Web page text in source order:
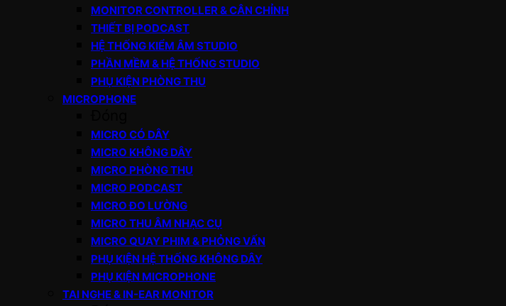
MONITOR CONTROLLER & CÂN CHỈNH
THIẾT BỊ PODCAST
HỆ THỐNG KIỂM ÂM STUDIO
PHẦN MỀM & HỆ THỐNG STUDIO
PHỤ KIỆN PHÒNG THU
MICROPHONE
MICRO CÓ DÂY
MICRO KHÔNG DÂY
MICRO PHÒNG THU
MICRO PODCAST
MICRO ĐO LƯỜNG
MICRO THU ÂM NHẠC CỤ
MICRO QUAY PHIM & PHỎNG VẤN
PHỤ KIỆN HỆ THỐNG KHÔNG DÂY
PHỤ KIỆN MICROPHONE
TAI NGHE & IN-EAR MONITOR